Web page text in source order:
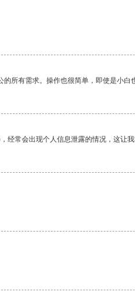
所有需求。操作也很简单，即使是小白
常会出现个人信息泄露的情况，这让我